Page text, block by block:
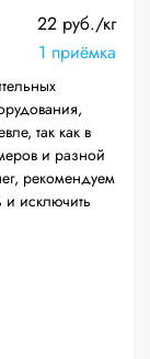
22 руб./кг
1 приёмка
так как в
и разной
рекомендуем
и исключить